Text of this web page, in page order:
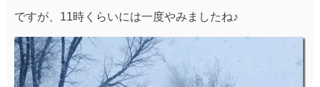
ですが、11時くらいには一度やみましたね♪